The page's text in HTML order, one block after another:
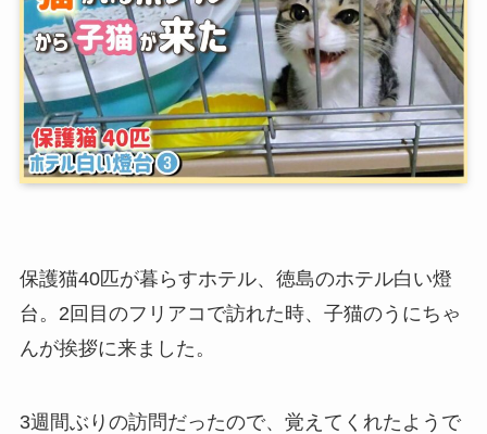
保護猫40匹が暮らすホテル、徳島のホテル白い燈
台。2回目のフリアコで訪れた時、子猫のうにちゃ
んが挨拶に来ました。
3週間ぶりの訪問だったので、覚えてくれたようで